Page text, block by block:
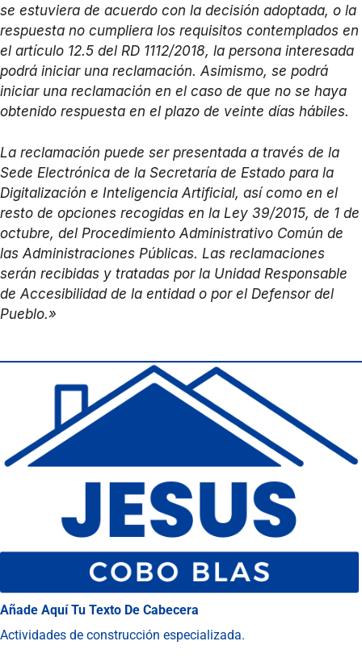
se estuviera de acuerdo con la decisión adoptada, o la
respuesta no cumpliera los requisitos contemplados en
el artículo 12.5 del RD 1112/2018, la persona interesada
podrá iniciar una reclamación. Asimismo, se podrá
iniciar una reclamación en el caso de que no se haya
obtenido respuesta en el plazo de veinte días hábiles.
La reclamación puede ser presentada a través de la
Sede Electrónica de la Secretaría de Estado para la
Digitalización e Inteligencia Artificial, así como en el
resto de opciones recogidas en la Ley 39/2015, de 1 de
octubre, del Procedimiento Administrativo Común de
las Administraciones Públicas. Las reclamaciones
serán recibidas y tratadas por la Unidad Responsable
de Accesibilidad de la entidad o por el Defensor del
Pueblo.»
Añade Aquí Tu Texto De Cabecera
Actividades de construcción especializada.